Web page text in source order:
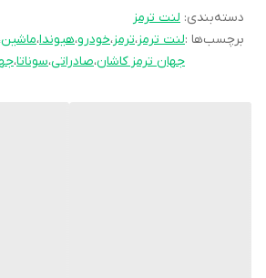
دسته‌بندی: لنت ترمز
برچسب‌ها :لنت ترمز،ترمز،خودرو،هیوندا،ماشین
جهان ترمز کاشان،صادراتی،سوناتا،